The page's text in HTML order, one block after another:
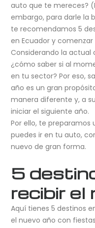
auto que te mereces?
embargo, para darle la
te recomendamos 5
en Ecuador y
Considerando la actual
¿cómo saber si al
en tu sector? Por eso,
año es un gran
manera diferente y, a
iniciar el siguiente año.
Por ello, te preparamos
puedes ir en tu auto,
nuevo de gran forma.
5
recibir el
Aquí tienes 5 destinos
el nuevo año con